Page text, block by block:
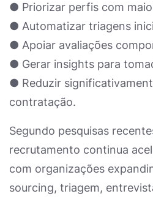
● Priorizar perfis com
● Automatizar triagens
● Apoiar avaliações
● Gerar insights para
● Reduzir
contratação.
Segundo pesquisas
recrutamento continua
com organizações
sourcing, triagem,